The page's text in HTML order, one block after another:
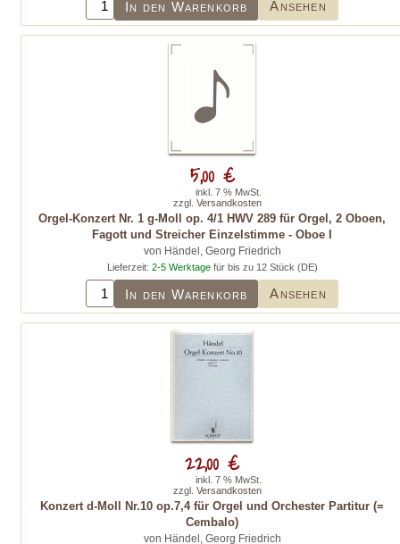
In den Warenkorb Ansehen
Orgel-Konzert Nr. 1 g-Moll op. 4/1 HWV 289 für Orgel, 2 Oboen,
Fagott und Streicher Einzelstimme - Oboe I
von Händel, Georg Friedrich
Lieferzeit: 2-5 Werktagefür bis zu 12 Stück (DE)
In den Warenkorb Ansehen
5,00 €
inkl. 7 % MwSt.
zzgl. Versandkosten
Konzert d-Moll Nr.10 op.7,4 für Orgel und Orchester Partitur (=
Cembalo)
von Händel, Georg Friedrich
22,00 €
inkl. 7 % MwSt.
zzgl. Versandkosten